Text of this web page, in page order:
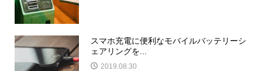
スマホ充電に便利なモバイルバッテリーシ
ェアリングを...
2019.08.30